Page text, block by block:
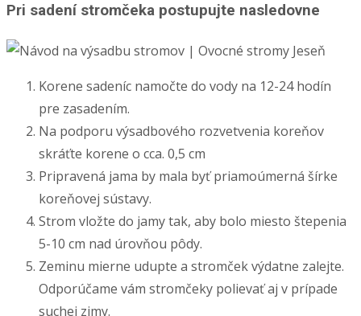
Pri sadení stromčeka postupujte nasledovne
Korene sadeníc namočte do vody na 12-24 hodín
pre zasadením.
Na podporu výsadbového rozvetvenia koreňov
skráťte korene o cca. 0,5 cm
Pripravená jama by mala byť priamoúmerná šírke
koreňovej sústavy.
Strom vložte do jamy tak, aby bolo miesto štepenia
5-10 cm nad úrovňou pôdy.
Zeminu mierne udupte a stromček výdatne zalejte.
Odporúčame vám stromčeky polievať aj v prípade
suchej zimy.